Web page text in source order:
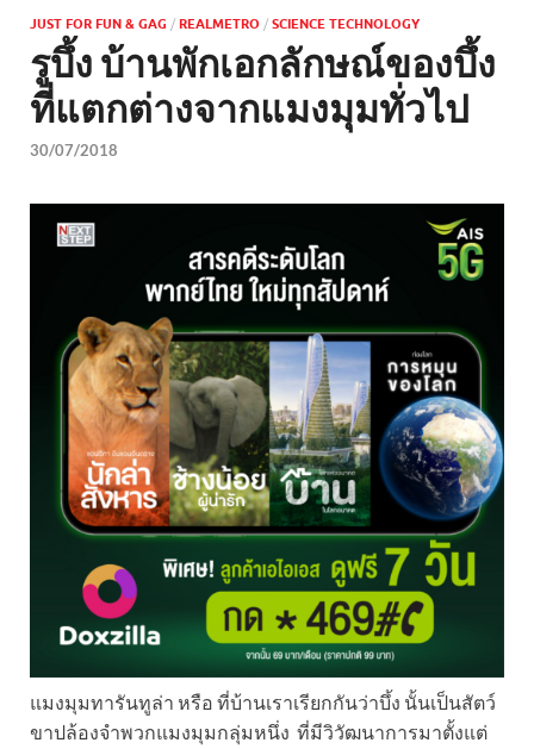
JUST FOR FUN & GAG / REALMETRO / SCIENCE TECHNOLOGY
รูบึ้ง บ้านพักเอกลักษณ์ของบึ้ง
ที่แตกต่างจากแมงมุมทั่วไป
30/07/2018
แมงมุมทารันทูล่า หรือ ที่บ้านเราเรียกกันว่าบึ้ง นั้นเป็นสัตว์
ขาปล้องจำพวกแมงมุมกลุ่มหนึ่ง ที่มีวิวัฒนาการมาตั้งแต่